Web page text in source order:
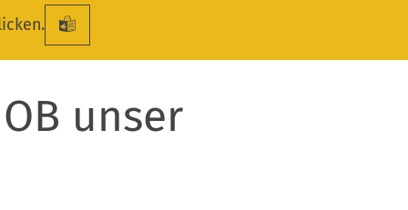
unser